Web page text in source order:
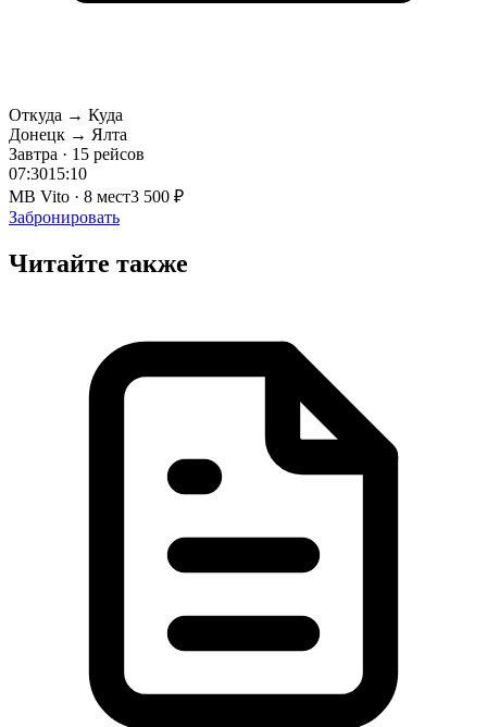
Откуда → Куда
Донецк → Ялта
Завтра · 15 рейсов
07:3015:10
MB Vito · 8 мест3 500 ₽
Забронировать
Читайте также